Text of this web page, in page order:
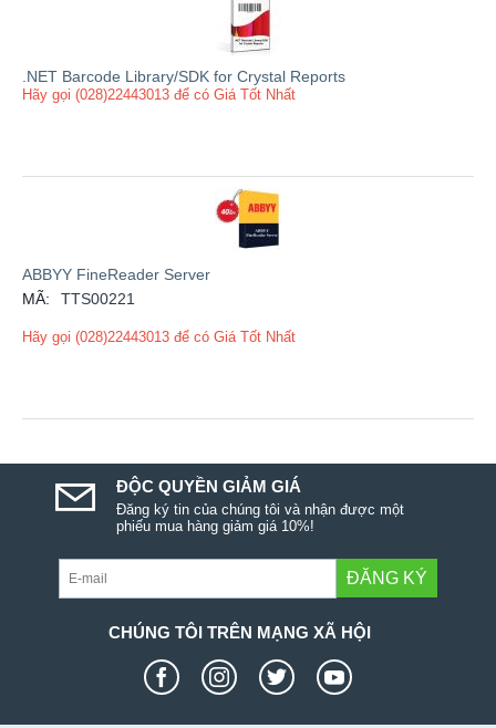
.NET Barcode Library/SDK for Crystal Reports
Hãy gọi (028)22443013 để có Giá Tốt Nhất
ABBYY FineReader Server
MÃ:
TTS00221
Hãy gọi (028)22443013 để có Giá Tốt Nhất
ĐỘC QUYỀN GIẢM GIÁ
Đăng ký tin của chúng tôi và nhận được một
phiếu mua hàng giảm giá 10%!
ĐĂNG KÝ
CHÚNG TÔI TRÊN MẠNG XÃ HỘI